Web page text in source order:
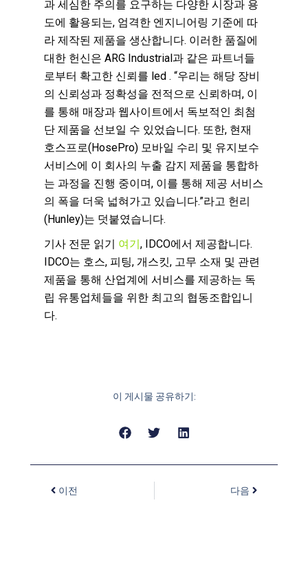
과 세심한 주의를 요구하는 다양한 시장과 용
도에 활용되는, 엄격한 엔지니어링 기준에 따
라 제작된 제품을 생산합니다. 이러한 품질에
대한 헌신은 ARG Industrial과 같은 파트너들
로부터 확고한 신뢰를 led . “우리는 해당 장비
의 신뢰성과 정확성을 전적으로 신뢰하며, 이
를 통해 매장과 웹사이트에서 독보적인 최첨
단 제품을 선보일 수 있었습니다. 또한, 현재
호스프로(HosePro) 모바일 수리 및 유지보수
서비스에 이 회사의 누출 감지 제품을 통합하
는 과정을 진행 중이며, 이를 통해 제공 서비스
의 폭을 더욱 넓혀가고 있습니다.”라고 헌리
(Hunley)는 덧붙였습니다.
기사 전문 읽기 여기, IDCO에서 제공합니다.
IDCO는 호스, 피팅, 개스킷, 고무 소재 및 관련
제품을 통해 산업계에 서비스를 제공하는 독
립 유통업체들을 위한 최고의 협동조합입니
다.
이 게시물 공유하기:
이전 다음